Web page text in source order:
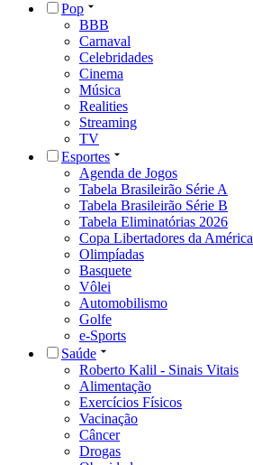
Pop
BBB
Carnaval
Celebridades
Cinema
Música
Realities
Streaming
TV
Esportes
Agenda de Jogos
Tabela Brasileirão Série A
Tabela Brasileirão Série B
Tabela Eliminatórias 2026
Copa Libertadores da América
Olimpíadas
Basquete
Vôlei
Automobilismo
Golfe
e-Sports
Saúde
Roberto Kalil - Sinais Vitais
Alimentação
Exercícios Físicos
Vacinação
Câncer
Drogas